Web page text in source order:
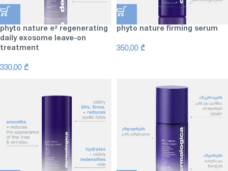
phyto nature e² regenerating
daily exosome leave-on
treatment
330,00 ₾
phyto nature firming serum
350,00 ₾